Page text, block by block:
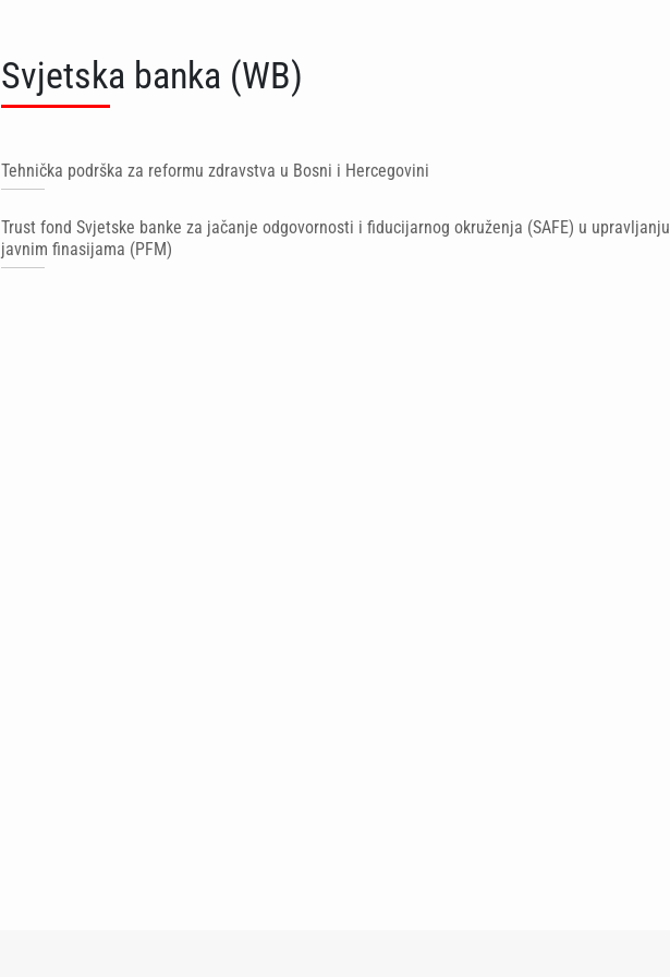
Svjetska banka (WB)
Tehnička podrška za reformu zdravstva u Bosni i Hercegovini
Trust fond Svjetske banke za jačanje odgovornosti i fiducijarnog okruženja (SAFE) u upravljanju
javnim finasijama (PFM)